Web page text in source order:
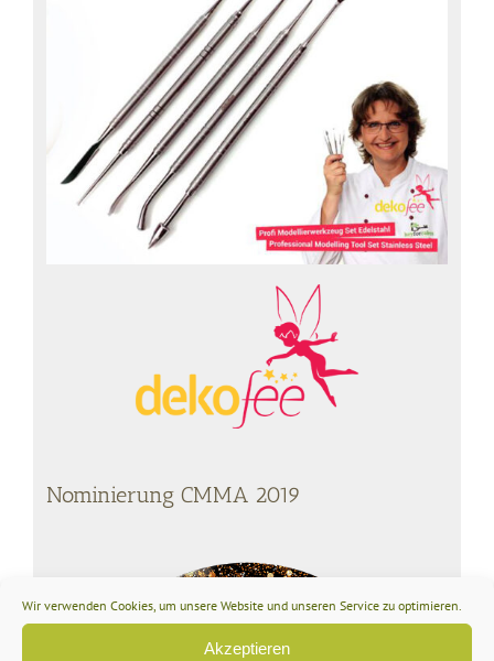
Wir verwenden Cookies, um unsere Website und unseren Service zu optimieren.
Akzeptieren
Nominierung CMMA 2019